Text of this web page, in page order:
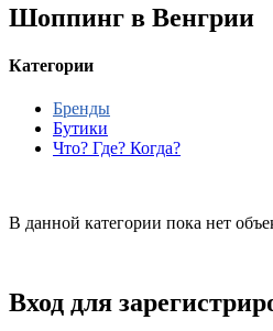
Шоппинг в Венгрии
Категории
Бренды
Бутики
Что? Где? Когда?
В данной категории пока нет
Вход для